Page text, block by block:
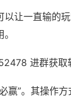
让一直输的
进群获取
赢”。其操作